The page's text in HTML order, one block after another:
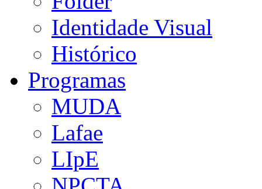
Identidade Visual
Histórico
Programas
MUDA
Lafae
LIpE